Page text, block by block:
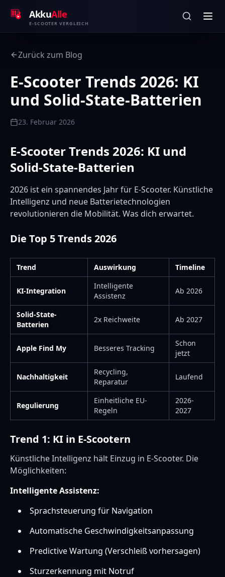
AkkuAlle
E-SCOOTER VERGLEICH
Zurück zum Blog
E-Scooter Trends 2026: KI
und Solid-State-Batterien
23. Februar 2026
E-Scooter Trends 2026: KI und
Solid-State-Batterien
2026 ist ein spannendes Jahr für E-Scooter. Künstliche
Intelligenz und neue Batterietechnologien
revolutionieren die Mobilität. Was dich erwartet.
Die Top 5 Trends 2026
Trend Auswirkung Timeline
KI-Integration
Intelligente
Assistenz
Ab 2026
Solid-State-
Batterien
2x Reichweite Ab 2027
Apple Find My Besseres Tracking
Schon
jetzt
Nachhaltigkeit
Recycling,
Reparatur
Laufend
Regulierung
Einheitliche EU-
Regeln
2026-
2027
Trend 1: KI in E-Scootern
Künstliche Intelligenz hält Einzug in E-Scooter. Die
Möglichkeiten:
Intelligente Assistenz:
Sprachsteuerung für Navigation
Automatische Geschwindigkeitsanpassung
Predictive Wartung (Verschleiß vorhersagen)
Sturzerkennung mit Notruf